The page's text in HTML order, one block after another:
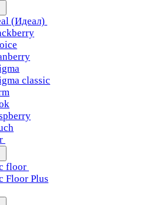
(Идеал)
classic
floor
Floor Plus